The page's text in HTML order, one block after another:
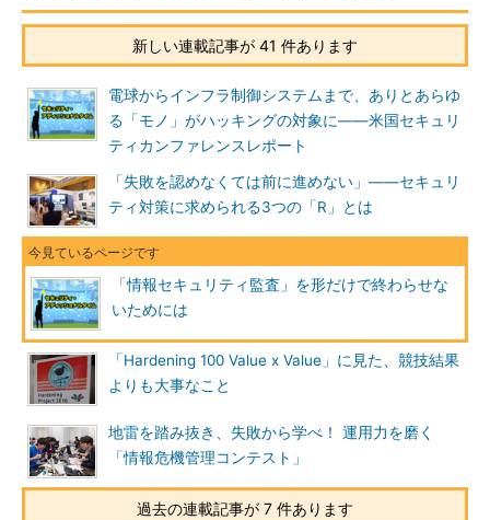
同氏は、「日本における情報セキュリティ監査のニーズや重要性
は高まっている一方で、JASAが認定している監査人はまだ少な
い」とも指摘し、特に公認情報セキュリティ監査人が200人に満
たない状況に触れながら、「監査人の育成が急務である」と呼び
掛けた。
を
最初の講演には、前NISC副センター長として政府のサイバー
セキュリティ戦略を推進してきた谷脇康彦氏が登場し、2015年に
発生した日本年金機構に対する標的型攻撃も踏まえつつ、政府が
どのような取り組みを進めているかを解説し、その中で監査が果
たす役割を説明した。
もともとサイバーセキュリティ基本法
では、NISCが中核となって政府機関の
セキュリティ対策を推進する枠組みが定
められていた。NISCによる監査の権限
強化も明記されており、PDCAのサイク
ルが回っているかを確認する「マネジメ
新しい連載記事が 41 件あります
電球からインフラ制御システムまで、ありとあらゆ
る「モノ」がハッキングの対象に――米国セキュリ
ティカンファレンスレポート
「失敗を認めなくては前に進めない」――セキュリ
ティ対策に求められる3つの「R」とは
「情報セキュリティ監査」を形だけで終わらせな
いためには
「Hardening 100 Value x Value」に見た、競技結果
よりも大事なこと
地雷を踏み抜き、失敗から学べ！ 運用力を磨く
「情報危機管理コンテスト」
過去の連載記事が 7 件あります